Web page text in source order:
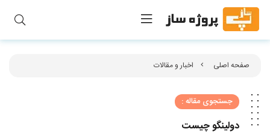
صفحه اصلی اخبار و مقالات
جستجوی مقاله :
دولینگو چیست